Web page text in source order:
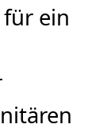
ein